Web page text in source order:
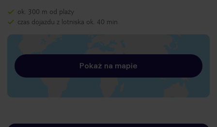
ok. 300 m od plaży
czas dojazdu z lotniska ok. 40 min
Pokaż na mapie